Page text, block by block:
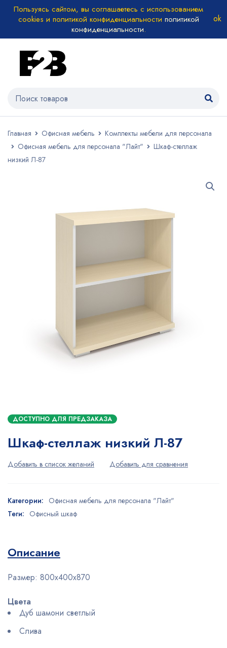
Пользуясь сайтом, вы соглашаетесь с использованием
cookies и политикой конфиденциальности политикой
конфиденциальности.
Главная Офисная мебель
Комплекты мебели для персонала
Офисная мебель для персонала "Лайт"
Шкаф-стеллаж
низкий Л-87
ДОСТУПНО ДЛЯ ПРЕДЗАКАЗА
Шкаф-стеллаж низкий Л-87
Категории: Офисная мебель для персонала "Лайт"
Теги: Офисный шкаф
Описание
Размер: 800х400х870
Цвета
Дуб шамони светлый
Слива